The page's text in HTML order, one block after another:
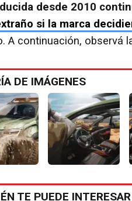
desde 2010
si la marca
A continuación, observá
DE IMÁGENES
TE PUEDE INTERESAR